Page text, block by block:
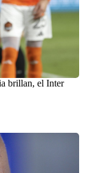
brillan, el Inter